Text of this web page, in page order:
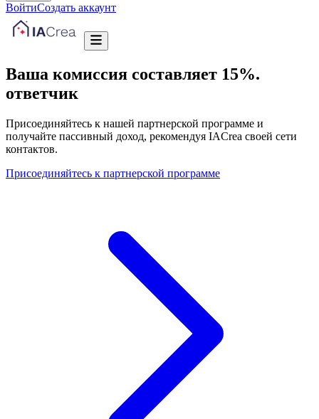
ВойтиСоздать аккаунт
Ваша комиссия составляет 15%.
ответчик
Присоединяйтесь к нашей партнерской программе и
получайте пассивный доход, рекомендуя IACrea своей сети
контактов.
Присоединяйтесь к партнерской программе